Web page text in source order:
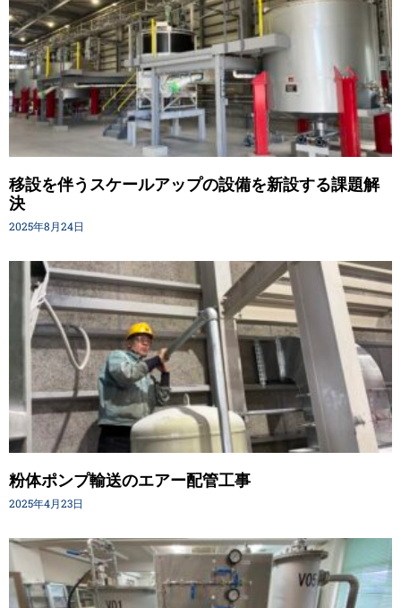
移設を伴うスケールアップの設備を新設する課題解
決
2025年8月24日
粉体ポンプ輸送のエアー配管工事
2025年4月23日